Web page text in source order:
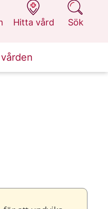
Hitta vård
på 1177.se
Sök
på 1177.se